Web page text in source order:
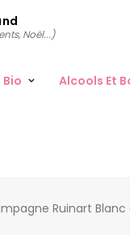
Noël...)
Bio Alcools Et
Ruinart Blanc